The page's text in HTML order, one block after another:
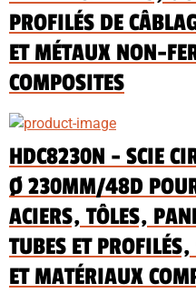
PROFILÉS DE
ET MÉTAUX NON-
COMPOSITES
HDC8230N - SCIE
Ø 230MM/48D POUR
ACIERS, TÔLES,
TUBES ET
ET MATÉRIAUX